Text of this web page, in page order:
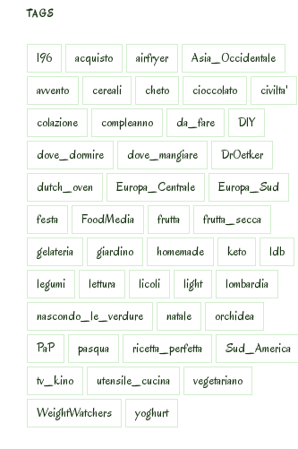
TAGS
196 acquisto airfryer
Asia_Occidentale
avvento
cereali cheto cioccolato
civilta'
colazione
compleanno da_fare
DIY
dove_dormire
dove_mangiare
DrOetker
dutch_oven
Europa_Centrale
Europa_Sud
festa
FoodMedia frutta
frutta_secca
gelateria
giardino homemade keto
ldb
legumi
lettura licoli light
lombardia
nascondo_le_verdure
natale
orchidea
PaP
pasqua ricetta_perfetta
Sud_America
tv_kino
utensile_cucina
vegetariano
WeightWatchers
yoghurt